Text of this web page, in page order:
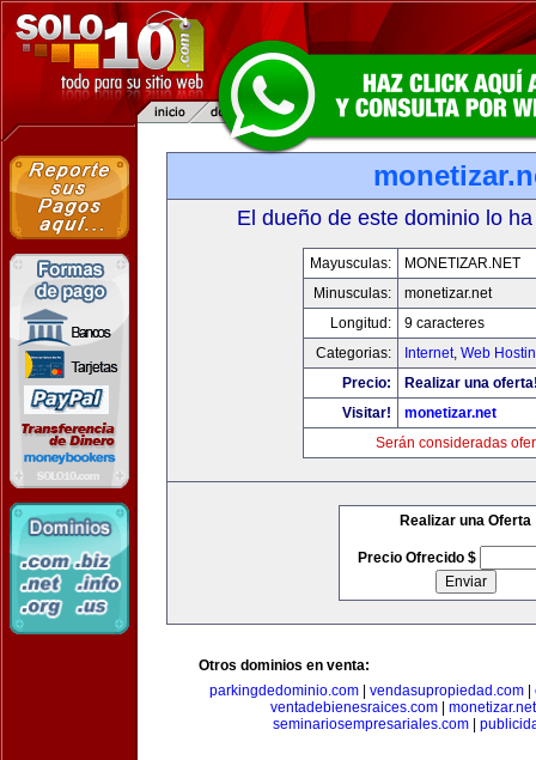
El dueño de este dominio lo
Mayusculas:
MONETIZAR.NET
Minusculas:
monetizar.net
Longitud:
9 caracteres
Categorias:
Internet, Web
Precio:
Realizar una
Visitar!
monetizar.net
Serán consideradas
Realizar una Oferta
Precio Ofrecido $
Otros dominios en venta:
parkingdedominio.com| vendasupropiedad.com|
ventadebienesraices.com
monetizar.net
seminariosempresariales.com